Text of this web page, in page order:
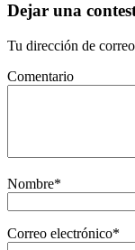
Dejar una
Tu dirección de
Comentario
Nombre*
Correo electrónico*